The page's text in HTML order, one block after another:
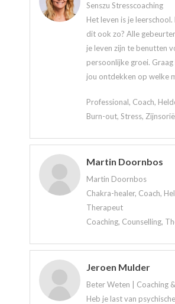
Senszu Stresscoaching
Het leven is je leerschool.
dit ook zo? Alle
je leven zijn te benutten
persoonlijke groei. Graag
jou ontdekken op welke
Professional, Coach,
Burn-out, Stress,
Martin Doornbos
Martin Doornbos
Chakra-healer, Coach,
Therapeut
Coaching, Counselling,
Jeroen Mulder
Beter Weten | Coaching
Heb je last van